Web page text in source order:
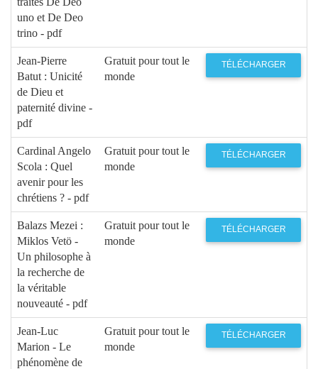
uno et De Deo
trino - pdf
Jean-Pierre
Batut : Unicité
de Dieu et
paternité divine -
pdf
Gratuit pour tout le
monde
TÉLÉCHARGER
Cardinal Angelo
Scola : Quel
avenir pour les
chrétiens ? - pdf
Gratuit pour tout le
monde
TÉLÉCHARGER
Balazs Mezei :
Miklos Vetö -
Un philosophe à
la recherche de
la véritable
nouveauté - pdf
Gratuit pour tout le
monde
TÉLÉCHARGER
Jean-Luc
Marion - Le
phénomène de
Gratuit pour tout le
monde
TÉLÉCHARGER